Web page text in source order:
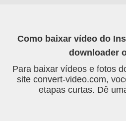
Como baixar vídeo do
downloader
Para baixar vídeos e fotos
site convert-video.com,
etapas curtas. Dê